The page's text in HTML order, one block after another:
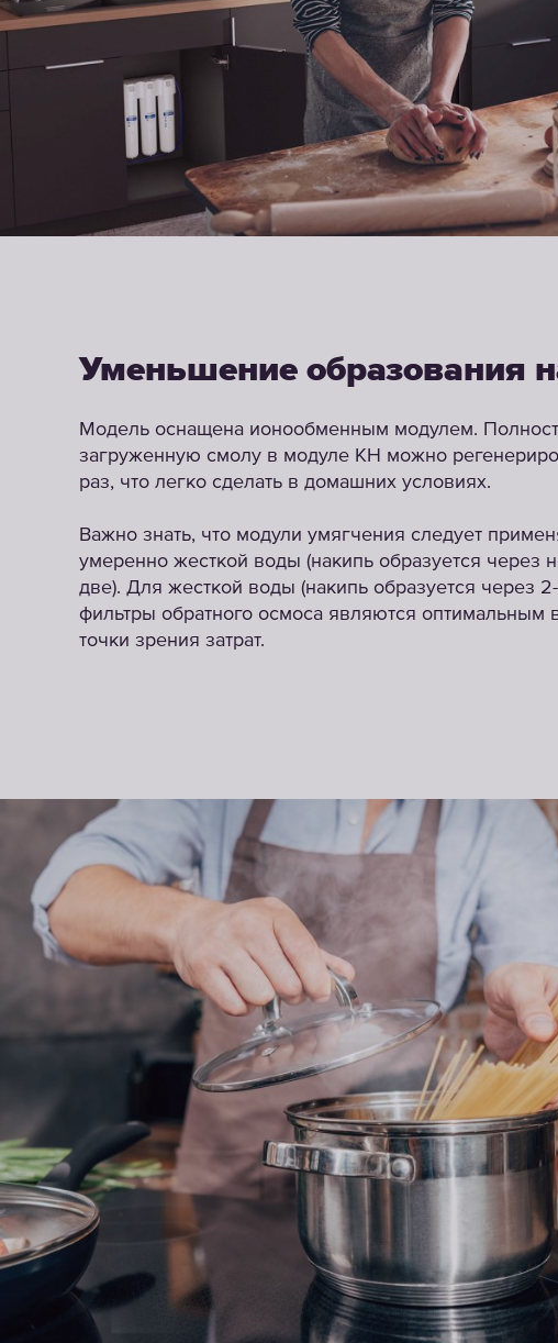
Уменьшение образования
Модель оснащена ионообменным модулем.
загруженную смолу в модуле KH можно
раз, что легко сделать в домашних условиях.
Важно знать, что модули умягчения следует
умеренно жесткой воды (накипь образуется через
две). Для жесткой воды (накипь образуется через
фильтры обратного осмоса являются оптимальным
точки зрения затрат.